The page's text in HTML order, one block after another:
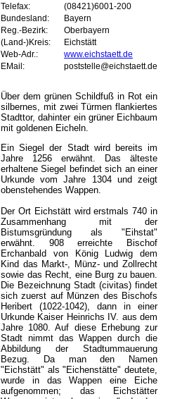
Telefax:
(08421)6001-200
Bundesland:
Bayern
Reg.-Bezirk:
Oberbayern
(Land-)Kreis:
Eichstätt
Web-Adr.:
www.eichstaett.de
EMail:
poststelle@eichstaett.de
Über dem grünen Schildfuß in Rot ein
silbernes, mit zwei Türmen flankiertes
Stadttor, dahinter ein grüner Eichbaum
mit goldenen Eicheln.
Ein Siegel der Stadt wird bereits im
Jahre 1256 erwähnt. Das älteste
erhaltene Siegel befindet sich an einer
Urkunde vom Jahre 1304 und zeigt
obenstehendes Wappen.
Der Ort Eichstätt wird erstmals 740 in
Zusammenhang mit der
Bistumsgründung als "Eihstat"
erwähnt. 908 erreichte Bischof
Erchanbald von König Ludwig dem
Kind das Markt-, Münz- und Zollrecht
sowie das Recht, eine Burg zu bauen.
Die Bezeichnung Stadt (civitas) findet
sich zuerst auf Münzen des Bischofs
Heribert (1022-1042), dann in einer
Urkunde Kaiser Heinrichs IV. aus dem
Jahre 1080. Auf diese Erhebung zur
Stadt nimmt das Wappen durch die
Abbildung der Stadtummauerung
Bezug. Da man den Namen
"Eichstätt" als "Eichenstätte" deutete,
wurde in das Wappen eine Eiche
aufgenommen; das Eichstätter